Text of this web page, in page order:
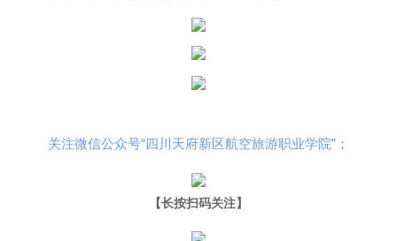
关注微信公众号“四川天府新区航空旅游职业学院”；
【长按扫码关注】